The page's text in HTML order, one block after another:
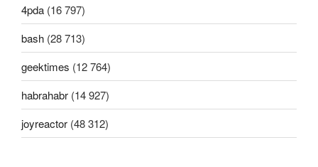
4pda (16 797)
bash (28 713)
geektimes (12 764)
habrahabr (14 927)
joyreactor (48 312)